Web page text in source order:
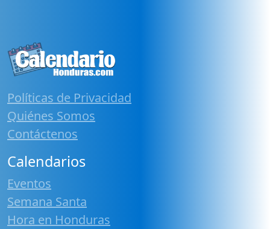
Políticas de Privacidad
Quiénes Somos
Contáctenos
Calendarios
Eventos
Semana Santa
Hora en Honduras